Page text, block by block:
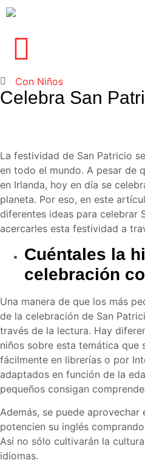
Con Niños
Celebra San
La festividad de San Patricio
en todo el mundo. A pesar de
en Irlanda, hoy en día se
planeta. Por eso, en este
diferentes ideas para celebrar
acercarles esta festividad a
Cuéntales la
celebración
Una manera de que los más
de la celebración de San
través de la lectura. Hay
niños sobre esta temática que
fácilmente en librerías o por
adaptados en función de la
pequeños consigan
Además, se puede
potencien su inglés
Así no sólo cultivarán la
idiomas.